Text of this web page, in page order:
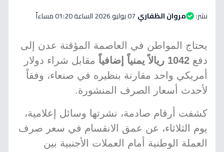
نشر: مروان الظفاري 07 يوليو 2026 الساعة 01:20 مساءاً
يحتاج المواطن في العاصمة المؤقتة عدن إلى
دفع 1042 ريالاً يمنياً إضافياً
مقابل شراء دولار
أمريكي واحد مقارنة بنظيره في صنعاء، وفقاً
لأحدث أسعار الصرف المنشورة.
كشفت أرقام صادمة، نشرتها وسائل إعلامية،
يوم الثلاثاء، عن عمق الانقسام في سعر صرف
العملة الوطنية أمام العملات الأجنبية بين